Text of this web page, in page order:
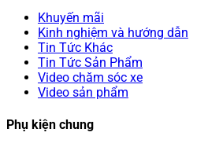
Khuyến mãi
Kinh nghiệm và hướng dẫn
Tin Tức Khác
Tin Tức Sản Phẩm
Video chăm sóc xe
Video sản phẩm
Phụ kiện chung